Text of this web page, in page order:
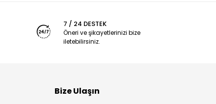
7 / 24 DESTEK
Öneri ve şikayetlerinizi bize
iletebilirsiniz.
Bize Ulaşın